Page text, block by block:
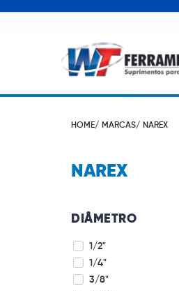
HOME/ MARCAS/ NAREX
NAREX
DIÂMETRO
1/2"
1/4"
3/8"